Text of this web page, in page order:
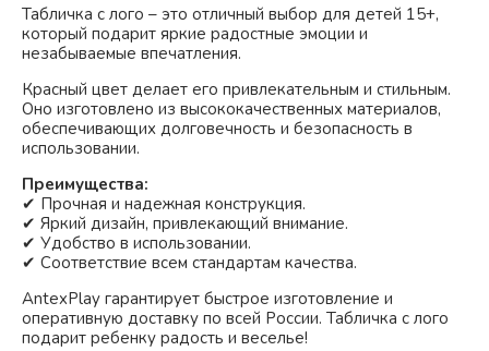
Табличка с лого – это отличный выбор для детей 15+,
который подарит яркие радостные эмоции и
незабываемые впечатления.
Красный цвет делает его привлекательным и стильным.
Оно изготовлено из высококачественных материалов,
обеспечивающих долговечность и безопасность в
использовании.
Преимущества:
✔ Прочная и надежная конструкция.
✔ Яркий дизайн, привлекающий внимание.
✔ Удобство в использовании.
✔ Соответствие всем стандартам качества.
AntexPlay гарантирует быстрое изготовление и
оперативную доставку по всей России. Табличка с лого
подарит ребенку радость и веселье!